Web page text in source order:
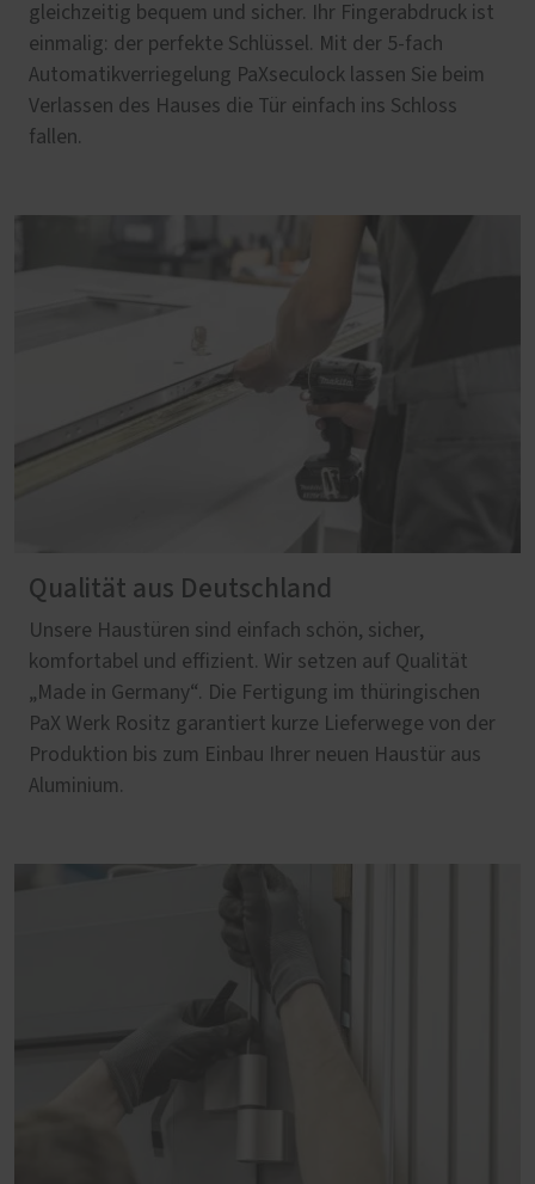
gleichzeitig bequem und sicher. Ihr Fingerabdruck ist
einmalig: der perfekte Schlüssel. Mit der 5-fach
Automatikverriegelung PaXseculock lassen Sie beim
Verlassen des Hauses die Tür einfach ins Schloss
fallen.
Qualität aus Deutschland
Unsere Haustüren sind einfach schön, sicher,
komfortabel und effizient. Wir setzen auf Qualität
„Made in Germany“. Die Fertigung im thüringischen
PaX Werk Rositz garantiert kurze Lieferwege von der
Produktion bis zum Einbau Ihrer neuen Haustür aus
Aluminium.